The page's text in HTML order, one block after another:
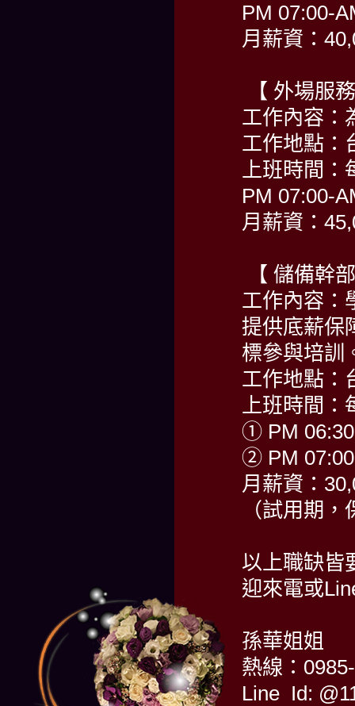
PM 07:00-
月薪資：
【 外場服
工作內容：
工作地點：
上班時間：
PM 07:00-
月薪資：
【 儲備幹
工作內容：
提供底薪保
標參與培訓
工作地點：
上班時間：
① PM
② PM
月薪資：
（試用期
以上職缺皆
迎來電或
孫華姐姐
熱線：
Line Id: